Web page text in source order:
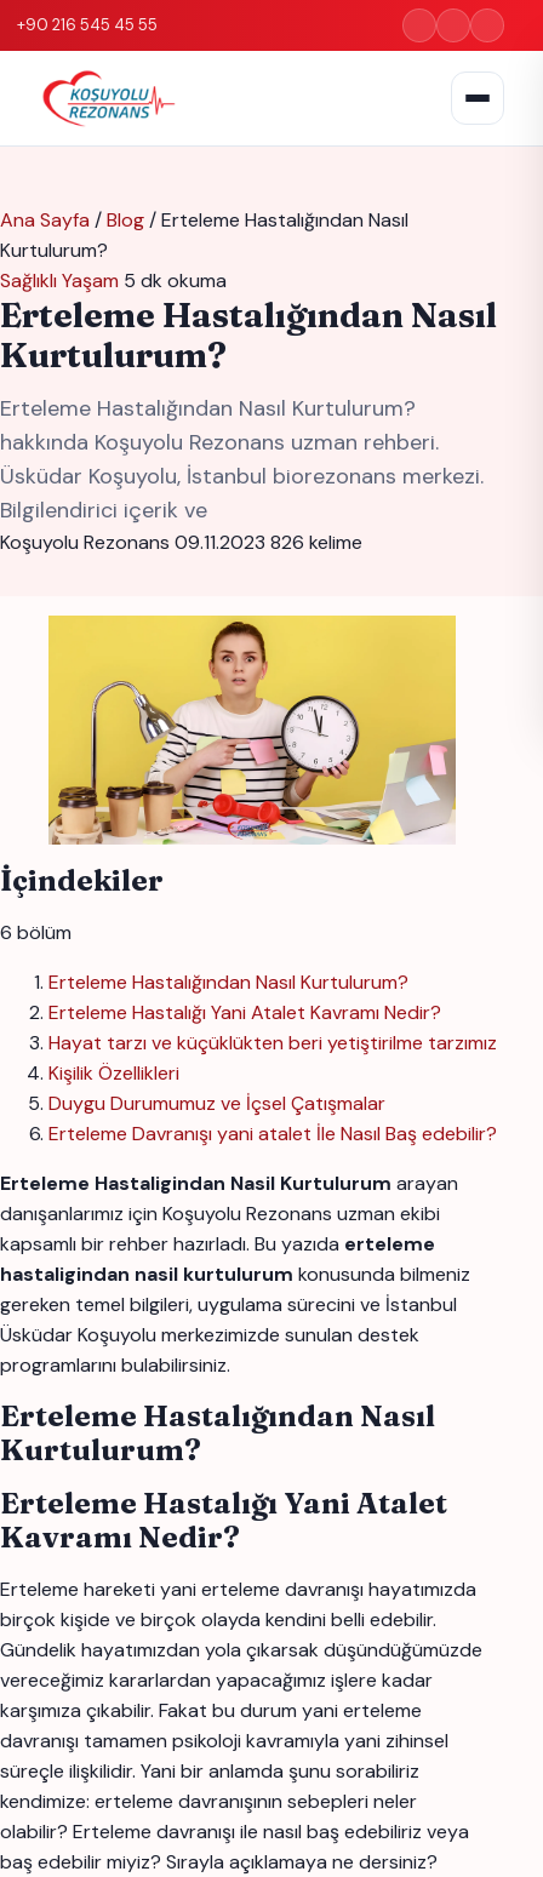
+90 216 545 45 55
Ana Sayfa /Blog/Erteleme Hastalığından Nasıl
Kurtulurum?
Sağlıklı Yaşam 5 dk okuma
Erteleme Hastalığından Nasıl
Kurtulurum?
Erteleme Hastalığından Nasıl Kurtulurum?
hakkında Koşuyolu Rezonans uzman rehberi.
Üsküdar Koşuyolu, İstanbul biorezonans merkezi.
Bilgilendirici içerik ve
Koşuyolu Rezonans 09.11.2023 826 kelime
İçindekiler
6 bölüm
Erteleme Hastalığından Nasıl Kurtulurum?
Erteleme Hastalığı Yani Atalet Kavramı Nedir?
Hayat tarzı ve küçüklükten beri yetiştirilme tarzımız
Kişilik Özellikleri
Duygu Durumumuz ve İçsel Çatışmalar
Erteleme Davranışı yani atalet İle Nasıl Baş edebilir?
Erteleme Hastaligindan Nasil Kurtulurum arayan
danışanlarımız için Koşuyolu Rezonans uzman ekibi
kapsamlı bir rehber hazırladı. Bu yazıda erteleme
hastaligindan nasil kurtulurum konusunda bilmeniz
gereken temel bilgileri, uygulama sürecini ve İstanbul
Üsküdar Koşuyolu merkezimizde sunulan destek
programlarını bulabilirsiniz.
Erteleme Hastalığından Nasıl
Kurtulurum?
Erteleme Hastalığı Yani Atalet
Kavramı Nedir?
Erteleme hareketi yani erteleme davranışı hayatımızda
birçok kişide ve birçok olayda kendini belli edebilir.
Gündelik hayatımızdan yola çıkarsak düşündüğümüzde
vereceğimiz kararlardan yapacağımız işlere kadar
karşımıza çıkabilir. Fakat bu durum yani erteleme
davranışı tamamen psikoloji kavramıyla yani zihinsel
süreçle ilişkilidir. Yani bir anlamda şunu sorabiliriz
kendimize: erteleme davranışının sebepleri neler
olabilir? Erteleme davranışı ile nasıl baş edebiliriz veya
baş edebilir miyiz? Sırayla açıklamaya ne dersiniz?